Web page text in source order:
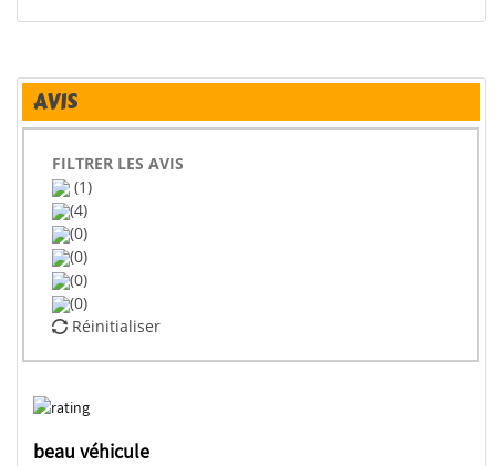
AVIS
FILTRER LES AVIS
(1)
(4)
(0)
(0)
(0)
(0)
Réinitialiser
beau véhicule